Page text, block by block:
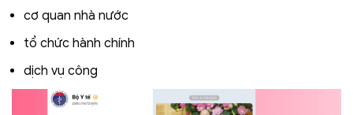
cơ quan nhà nước
tổ chức hành chính
dịch vụ công